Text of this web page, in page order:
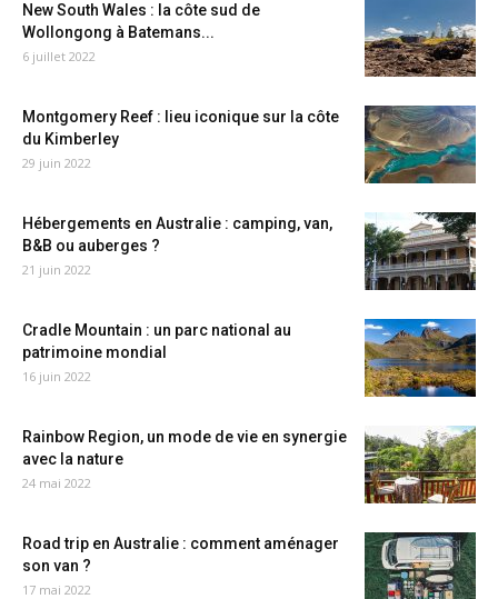
New South Wales : la côte sud de
Wollongong à Batemans...
6 juillet 2022
Montgomery Reef : lieu iconique sur la côte
du Kimberley
29 juin 2022
Hébergements en Australie : camping, van,
B&B ou auberges ?
21 juin 2022
Cradle Mountain : un parc national au
patrimoine mondial
16 juin 2022
Rainbow Region, un mode de vie en synergie
avec la nature
24 mai 2022
Road trip en Australie : comment aménager
son van ?
17 mai 2022